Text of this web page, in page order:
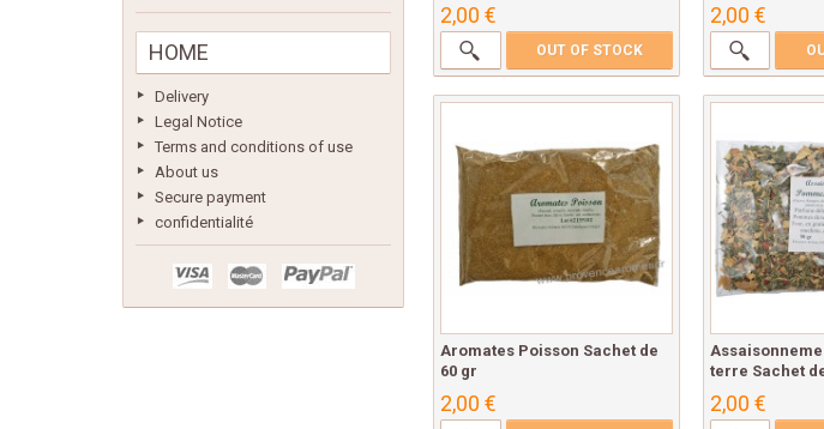
HOME
Delivery
Legal Notice
Terms and conditions of use
About us
Secure payment
confidentialité
2,00 €
OUT OF STOCK
2,00 €
Aromates Poisson Sachet de
60 gr
2,00 €
terre Sachet
2,00 €